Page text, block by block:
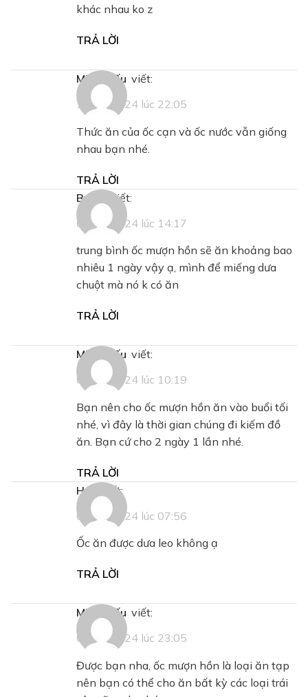
khác nhau ko z
TRẢ LỜI
Minh Hiếu viết:
13/11/2024 lúc 22:05
Thức ăn của ốc cạn và ốc nước vẫn giống
nhau bạn nhé.
TRẢ LỜI
bnam
viết:
01/12/2024 lúc 14:17
trung bình ốc mượn hồn sẽ ăn khoảng bao
nhiêu 1 ngày vậy ạ, mình để miếng dưa
chuột mà nó k có ăn
TRẢ LỜI
Minh Hiếu viết:
04/12/2024 lúc 10:19
Bạn nên cho ốc mượn hồn ăn vào buổi tối
nhé, vì đây là thời gian chúng đi kiếm đồ
ăn. Bạn cứ cho 2 ngày 1 lần nhé.
TRẢ LỜI
Huy
viết:
07/12/2024 lúc 07:56
Ốc ăn được dưa leo không ạ
TRẢ LỜI
Minh Hiếu viết:
07/12/2024 lúc 23:05
Được bạn nha, ốc mượn hồn là loại ăn tạp
nên bạn có thể cho ăn bất kỳ các loại trái